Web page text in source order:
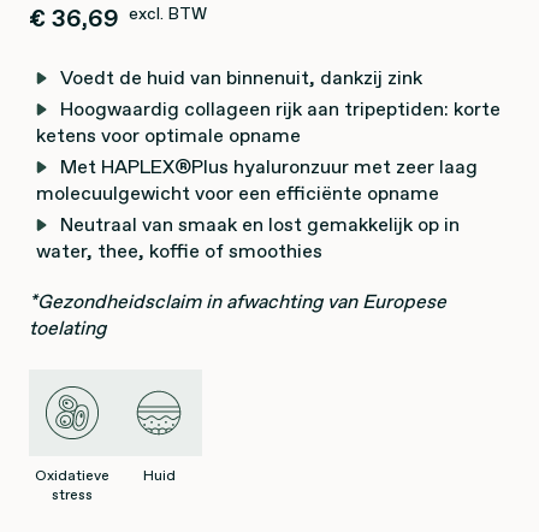
€ 36,69 excl. BTW
Voedt de huid van binnenuit, dankzij zink
Hoogwaardig collageen rijk aan tripeptiden: korte
ketens voor optimale opname
Met HAPLEX®Plus hyaluronzuur met zeer laag
molecuulgewicht voor een efficiënte opname
Neutraal van smaak en lost gemakkelijk op in
water, thee, koffie of smoothies
*Gezondheidsclaim in afwachting van Europese
toelating
Oxidatieve
stress
Huid